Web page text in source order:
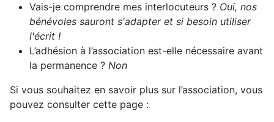
Vais-je comprendre mes interlocuteurs ? Oui, nos
bénévoles sauront s'adapter et si besoin utiliser
l'écrit !
L’adhésion à l’association est-elle nécessaire avant
la permanence ? Non
Si vous souhaitez en savoir plus sur l’association, vous
pouvez consulter cette page :